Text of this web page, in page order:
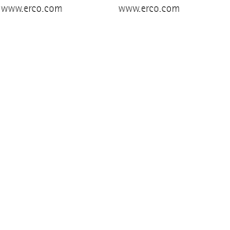
www.erco.com
www.erco.com